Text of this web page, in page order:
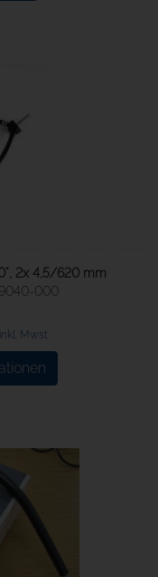
2x 4,5/620 mm
000
inkl. Mwst.